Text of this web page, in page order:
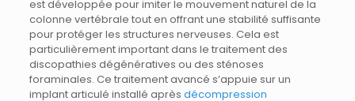
est développée pour imiter le mouvement naturel de la
colonne vertébrale tout en offrant une stabilité suffisante
pour protéger les structures nerveuses. Cela est
particulièrement important dans le traitement des
discopathies dégénératives ou des sténoses
foraminales. Ce traitement avancé s’appuie sur un
implant articulé installé après décompression